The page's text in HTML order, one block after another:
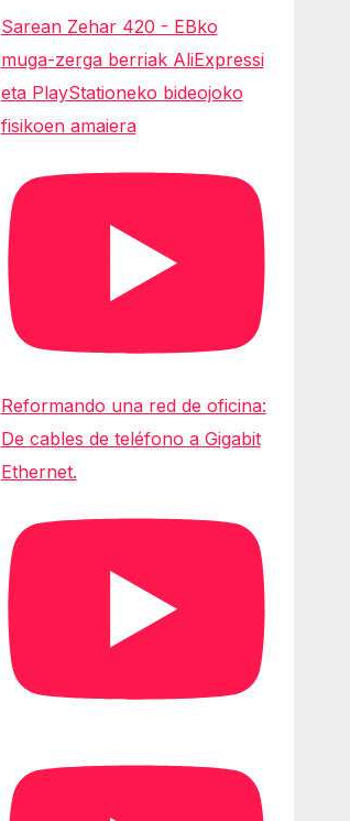
Sarean Zehar 420 - EBko
muga-zerga berriak AliExpressi
eta PlayStationeko bideojoko
fisikoen amaiera
Reformando una red de oficina:
De cables de teléfono a Gigabit
Ethernet.